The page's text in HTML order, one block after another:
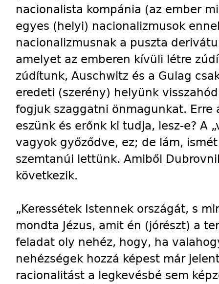
nacionalista kompánia (az ember
egyes (helyi) nacionalizmusok
nacionalizmusnak a puszta
amelyet az emberen kívüli létre
zúdítunk, Auschwitz és a Gulag
eredeti (szerény) helyünk
fogjuk szaggatni önmagunkat. Erre
eszünk és erőnk ki tudja, lesz-e? A
vagyok győződve, ez; de lám,
szemtanúi lettünk. Amiből
következik.
„Keressétek Istennek országát, s
mondta Jézus, amit én (jórészt) a
feladat oly nehéz, hogy, ha
nehézségek hozzá képest már
racionalitást a legkevésbé sem